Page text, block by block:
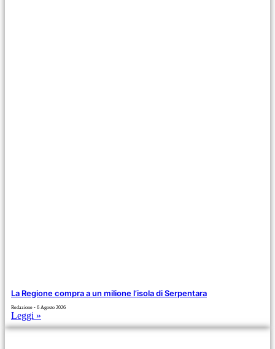
La Regione compra a un milione l’isola di Serpentara
Redazione 6 Agosto 2026
Leggi »